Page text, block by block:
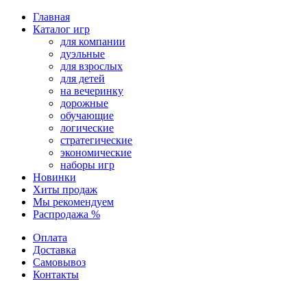
Перейти
содержимому
Главная
Каталог игр
для компании
дуэльные
для взрослых
для детей
на вечеринку
дорожные
обучающие
логические
стратегические
экономические
наборы игр
Новинки
Хиты продаж
Мы рекомендуем
Распродажа %
Оплата
Доставка
Самовывоз
Контакты